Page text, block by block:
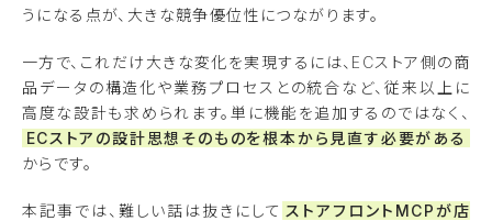
うになる点が、大きな競争優位性につながります。
一方で、これだけ大きな変化を実現するには、ECストア側の商
品データの構造化や業務プロセスとの統合など、従来以上に
高度な設計も求められます。単に機能を追加するのではなく、
ECストアの設計思想そのものを根本から見直す必要がある
からです。
本記事では、難しい話は抜きにして ストアフロントMCPが店